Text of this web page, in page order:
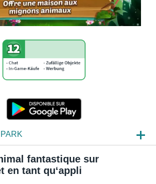
fantastique sur
en tant qu‘appli